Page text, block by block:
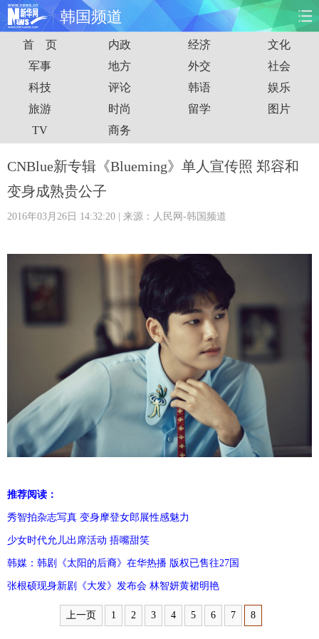
韩国频道
首页 时政 国际 财经
娱乐 体育 人事 教育
时尚 思客
港澳 台湾 华人 汽车
科技
旅游
公益 军事 无人机
摄影 新华广播
新华电视中文 新华电视英文 返回PC
首 页 内政 经济
文化
军事
地方 外交
社会
科技
评论 韩语
娱乐
旅游
时尚 留学
图片
TV
商务
CNBlue新专辑《Blueming》单人宣传照 郑容和
变身成熟贵公子
2016年03月26日 14:32:20 | 来源：人民网-韩国频道
推荐阅读：
秀智拍杂志写真 变身摩登女郎展性感魅力
少女时代允儿出席活动 捂嘴甜笑
韩媒：韩剧《太阳的后裔》在华热播 版权已售往27国
张根硕现身新剧《大发》发布会 林智妍黄裙明艳
上一页 1 2 3 4 5 6 7 8